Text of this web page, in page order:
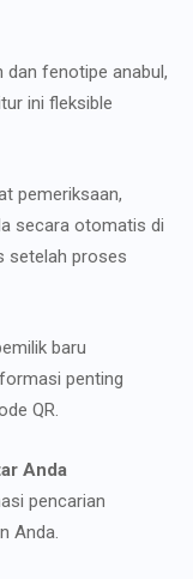
dan fenotipe anabul,
ini fleksible
pemeriksaan,
secara otomatis di
setelah proses
baru
penting
QR.
Anda
pencarian
Anda.